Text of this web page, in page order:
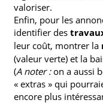
valoriser.
Enfin, pour les
identifier des
leur coût, montrer la
(valeur verte) et la
(A noter :on a aussi
« extras » qui
encore plus